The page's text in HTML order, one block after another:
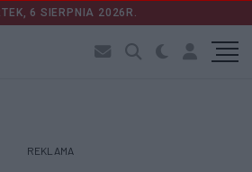
6 SIERPNIA 2026R.
REKLAMA